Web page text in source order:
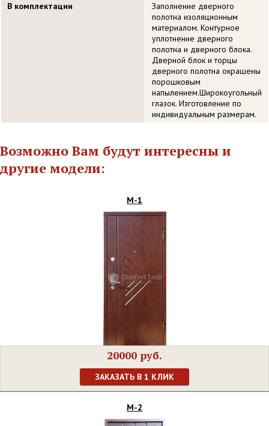
В комплектации
Заполнение дверного
полотна изоляционным
материалом. Контурное
уплотнение дверного
полотна и дверного блока.
Дверной блок и торцы
дверного полотна окрашены
порошковым
напылением.Широкоугольный
глазок. Изготовление по
индивидуальным размерам.
Возможно Вам будут интересны и
другие модели:
М-1
20000 руб.
ЗАКАЗАТЬ В 1 КЛИК
М-2